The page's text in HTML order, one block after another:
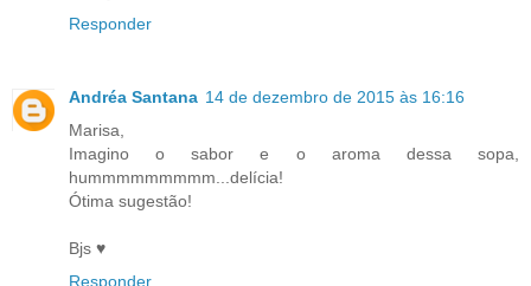
Responder
Andréa Santana 14 de dezembro de 2015 às 16:16
Marisa,
Imagino o sabor e o aroma dessa sopa,
hummmmmmmmm...delícia!
Ótima sugestão!
Bjs ♥
Responder